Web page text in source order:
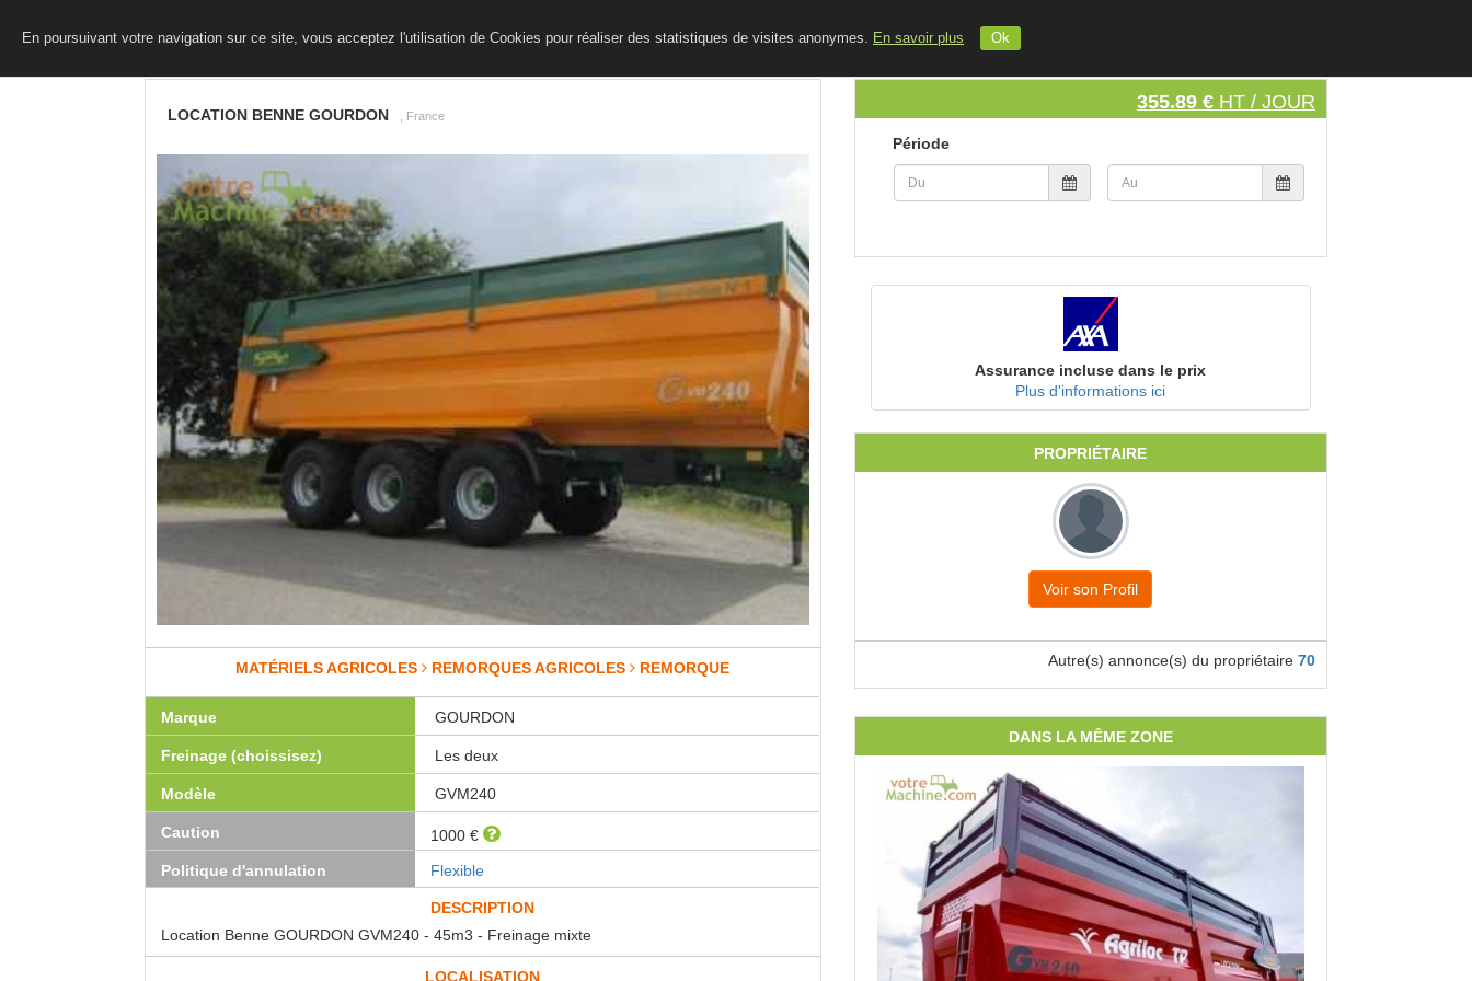
INSCRIVEZ VOTRE MATERIEL
En poursuivant votre navigation sur ce site, vous acceptez l'utilisation de Cookies pour réaliser des statistiques de visites anonymes. En savoir plus Ok
LOCATION BENNE GOURDON , France
MATÉRIELS AGRICOLES REMORQUES AGRICOLES REMORQUE
Marque GOURDON
Freinage (choissisez) Les deux
Modèle GVM240
Caution
1000 €
Politique d'annulation
Flexible
DESCRIPTION
Location Benne GOURDON GVM240 - 45m3 - Freinage mixte
LOCALISATION
355.89 € HT / JOUR
Période
Assurance incluse dans le prix
Plus d'informations ici
PROPRIÉTAIRE
Voir son Profil
Autre(s) annonce(s) du propriétaire 70
DANS LA MÊME ZONE